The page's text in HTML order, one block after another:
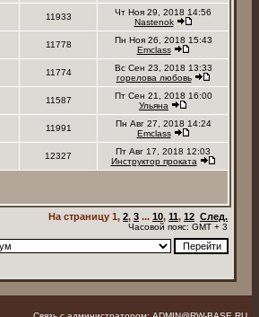
11933
Чт Ноя 29, 2018 14:56
Nastenok
11778
Пн Ноя 26, 2018 15:43
Emclass
11774
Вс Сен 23, 2018 13:33
горелова любовь
11587
Пт Сен 21, 2018 16:00
Ульяна
11991
Пн Авг 27, 2018 14:24
Emclass
12327
Пт Авг 17, 2018 12:03
Инструктор проката
На страницу 1, 2, 3 ... 10, 11, 12 След.
Часовой пояс: GMT + 3